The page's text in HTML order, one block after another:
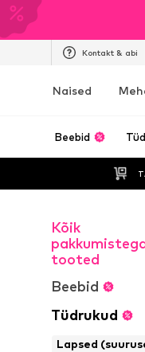
Kontakt & abi
Naised
Beebid
Kõik
tooted
Beebid
Tüdrukud
Lapsed